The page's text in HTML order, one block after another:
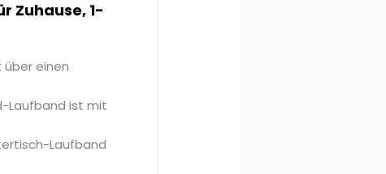
Zuhause, 1-
über einen
Laufband ist mit
Laufband